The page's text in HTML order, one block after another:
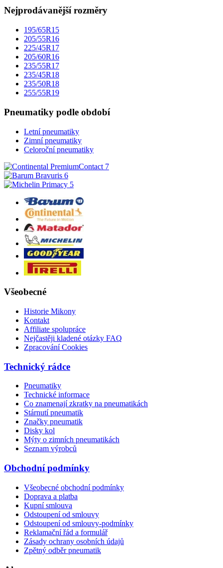
Nejprodávanější rozměry
195/65R15
205/55R16
225/45R17
205/60R16
235/55R17
235/45R18
235/50R18
255/55R19
Pneumatiky podle období
Letní pneumatiky
Zimní pneumatiky
Celoroční pneumatiky
Všeobecné
Historie Mikony
Kontakt
Affiliate spolupráce
Nejčastěji kladené otázky FAQ
Zpracování Cookies
Technický rádce
Pneumatiky
Technické informace
Co znamenají zkratky na pneumatikách
Stárnutí pneumatik
Značky pneumatik
Disky kol
Mýty o zimních pneumatikách
Seznam výrobců
Obchodní podmínky
Všeobecné obchodní podmínky
Doprava a platba
Kupní smlouva
Odstoupení od smlouvy
Odstoupení od smlouvy-podmínky
Reklamační řád a formulář
Zásady ochrany osobních údajů
Zpětný odběr pneumatik